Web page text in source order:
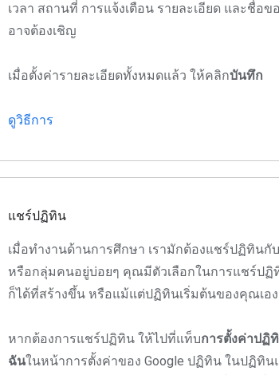
เวลา สถานที่ การแจ้งเตือน รายละเอียด และชื่อข
อาจต้องเชิญ
เมื่อตั้งค่ารายละเอียดทั้งหมดแล้ว ให้คลิกบันทึก
ดูวิธีการ
แชร์ปฏิทิน
เมื่อทำงานด้านการศึกษา เรามักต้องแชร์ปฏิทินกั
หรือกลุ่มคนอยู่บ่อยๆ คุณมีตัวเลือกในการแชร์ปฏิ
ก็ได้ที่สร้างขึ้น หรือแม้แต่ปฏิทินเริ่มต้นของคุณเอ
หากต้องการแชร์ปฏิทิน ให้ไปที่แท็บการตั้งค่าปฏิ
ฉันในหน้าการตั้งค่าของ Google ปฏิทิน ในปฏิทิน